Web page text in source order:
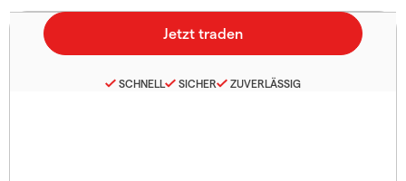
SCHNELL SICHER ZUVERLÄSSIG